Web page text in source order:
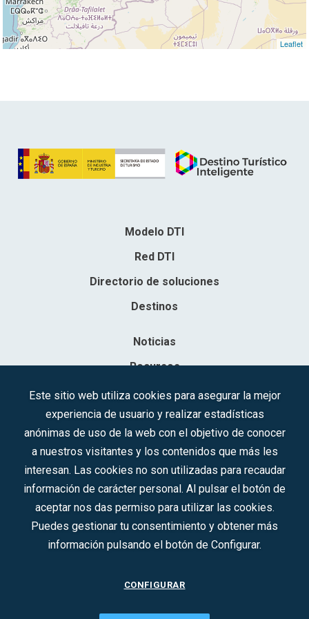
Leaflet
Modelo DTI
Red DTI
Directorio de soluciones
Destinos
Noticias
Recursos
Contacto
Sociedad Mercantil Estatal para la Gestión de la Innovación y las
Inscrita en el R.M. de Madrid, T, 12593, Se. 8, F. 129, H. 201.307.
C.I.F.: A-81/874.984
Síguenos en redes sociales:
CONTACTO
Este sitio web utiliza cookies para asegurar la mejor
experiencia de usuario y realizar estadísticas
anónimas de uso de la web con el objetivo de conocer
a nuestros visitantes y los contenidos que más les
interesan. Las cookies no son utilizadas para recaudar
información de carácter personal. Al pulsar el botón de
aceptar nos das permiso para utilizar las cookies.
Puedes gestionar tu consentimiento y obtener más
información pulsando el botón de Configurar.
CONFIGURAR